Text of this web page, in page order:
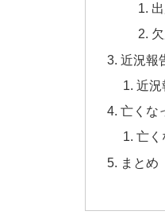
近況報
近況
亡くな
亡く
まとめ